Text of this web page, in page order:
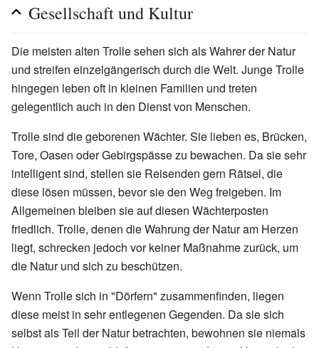
Gesellschaft und Kultur
Die meisten alten Trolle sehen sich als Wahrer der Natur
und streifen einzelgängerisch durch die Welt. Junge Trolle
hingegen leben oft in kleinen Familien und treten
gelegentlich auch in den Dienst von Menschen.
Trolle sind die geborenen Wächter. Sie lieben es, Brücken,
Tore, Oasen oder Gebirgspässe zu bewachen. Da sie sehr
intelligent sind, stellen sie Reisenden gern Rätsel, die
diese lösen müssen, bevor sie den Weg freigeben. Im
Allgemeinen bleiben sie auf diesen Wächterposten
friedlich. Trolle, denen die Wahrung der Natur am Herzen
liegt, schrecken jedoch vor keiner Maßnahme zurück, um
die Natur und sich zu beschützen.
Wenn Trolle sich in "Dörfern" zusammenfinden, liegen
diese meist in sehr entlegenen Gegenden. Da sie sich
selbst als Teil der Natur betrachten, bewohnen sie niemals